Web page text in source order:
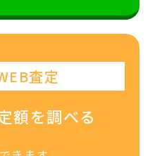
査定
額を調べる